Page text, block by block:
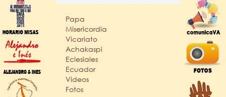
Papa
Misericordia
Vicariato
Achakaspi
Eclesiales
Ecuador
Videos
Fotos